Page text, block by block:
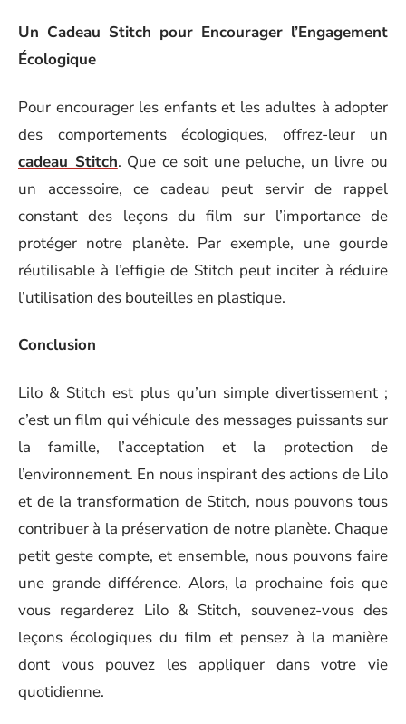
Un Cadeau Stitch pour Encourager l’Engagement
Écologique
Pour encourager les enfants et les adultes à adopter
des comportements écologiques, offrez-leur un
cadeau Stitch. Que ce soit une peluche, un livre ou
un accessoire, ce cadeau peut servir de rappel
constant des leçons du film sur l’importance de
protéger notre planète. Par exemple, une gourde
réutilisable à l’effigie de Stitch peut inciter à réduire
l’utilisation des bouteilles en plastique.
Conclusion
Lilo & Stitch est plus qu’un simple divertissement ;
c’est un film qui véhicule des messages puissants sur
la famille, l’acceptation et la protection de
l’environnement. En nous inspirant des actions de Lilo
et de la transformation de Stitch, nous pouvons tous
contribuer à la préservation de notre planète. Chaque
petit geste compte, et ensemble, nous pouvons faire
une grande différence. Alors, la prochaine fois que
vous regarderez Lilo & Stitch, souvenez-vous des
leçons écologiques du film et pensez à la manière
dont vous pouvez les appliquer dans votre vie
quotidienne.